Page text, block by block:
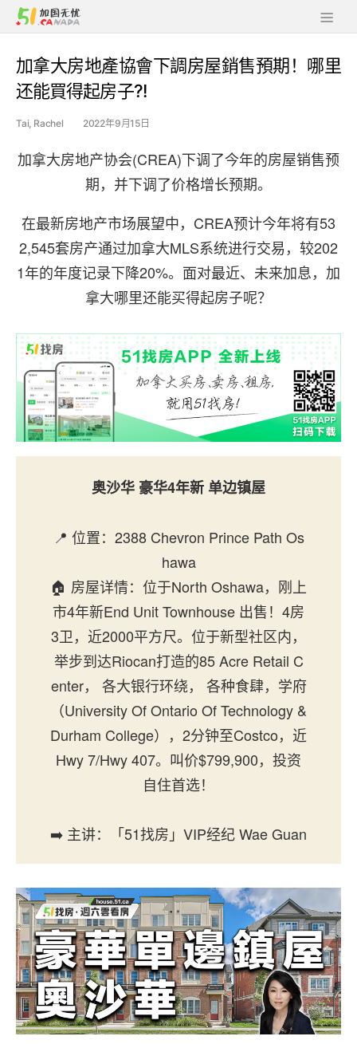
加拿大房地產協會下調房屋銷售預期！哪里
还能買得起房子?!
Tai, Rachel 2022年9月15日
加拿大房地产协会(CREA)下调了今年的房屋销售预
期，并下调了价格增长预期。
在最新房地产市场展望中，CREA预计今年将有53
2,545套房产通过加拿大MLS系统进行交易，较202
1年的年度记录下降20%。面对最近、未来加息，加
拿大哪里还能买得起房子呢？
奥沙华 豪华4年新 单边镇屋
📍 位置：2388 Chevron Prince Path Os
hawa
🏠 房屋详情：位于North Oshawa，刚上
市4年新End Unit Townhouse 出售！4房
3卫，近2000平方尺。位于新型社区内，
举步到达Riocan打造的85 Acre Retail C
enter， 各大银行环绕， 各种食肆，学府
（University Of Ontario Of Technology &
Durham College），2分钟至Costco，近
Hwy 7/Hwy 407。叫价$799,900，投资
自住首选！
➡️ 主讲：「51找房」VIP经纪 Wae Guan